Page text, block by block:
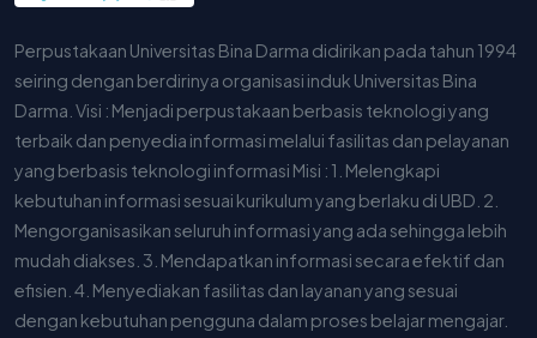
Perpustakaan Universitas Bina Darma didirikan pada tahun 1994
seiring dengan berdirinya organisasi induk Universitas Bina
Darma. Visi : Menjadi perpustakaan berbasis teknologi yang
terbaik dan penyedia informasi melalui fasilitas dan pelayanan
yang berbasis teknologi informasi Misi : 1. Melengkapi
kebutuhan informasi sesuai kurikulum yang berlaku di UBD. 2.
Mengorganisasikan seluruh informasi yang ada sehingga lebih
mudah diakses. 3. Mendapatkan informasi secara efektif dan
efisien. 4. Menyediakan fasilitas dan layanan yang sesuai
dengan kebutuhan pengguna dalam proses belajar mengajar.